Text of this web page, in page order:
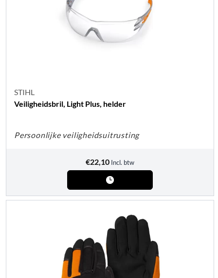
STIHL
Veiligheidsbril, Light Plus, helder
Persoonlijke veiligheidsuitrusting
€22,10 Incl. btw